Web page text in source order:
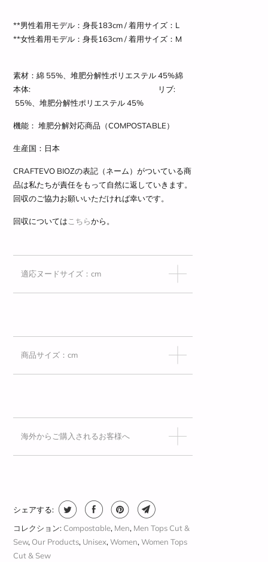
**男性着用モデル：身長183cm / 着用サイズ ：L
**女性着用モデル：身長163cm / 着用サイズ ：M
素材：
本体:
綿 55%、堆肥分解性ポリエステル45%
リブ:
綿
55%、堆肥分解性ポリエステル45%
機能： 堆肥分解対応商品（COMPOSTABLE）
生産国：日本
CRAFTEVO BIOZの表記（ネーム）がついている商
品は私たちが責任をもって自然に返していきます。
回収のご協力お願いいただければ幸いです。
回収については こちらから。
適応ヌードサイズ：cm
商品サイズ：cm
海外からご購入されるお客様へ
シェアする:
コレクション: Compostable, Men, Men Tops Cut &
Sew, Our Products, Unisex,Women,Women Tops
Cut & Sew